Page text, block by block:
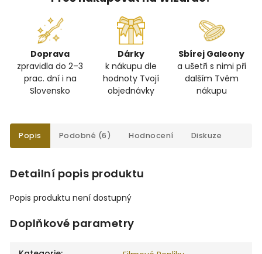
Doprava
zpravidla do 2–3
prac. dní i na
Slovensko
Dárky
k nákupu dle
hodnoty Tvojí
objednávky
Sbírej Galeony
a ušetři s nimi při
dalším Tvém
nákupu
Popis Podobné (6) Hodnocení Diskuze
Detailní popis produktu
Popis produktu není dostupný
Doplňkové parametry